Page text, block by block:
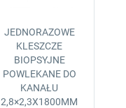
JEDNORAZOWE
KLESZCZE
BIOPSYJNE
POWLEKANE DO
KANAŁU
2,8×2,3X1800MM